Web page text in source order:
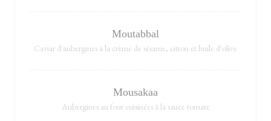
Moutabbal
Caviar d'aubergines à la crème de sésame, citron et huile d'olive
Mousakaa
Aubergines au four cuisinées à la sauce tomate